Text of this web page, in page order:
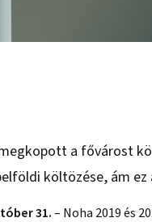
a fővárost
költözése, ám ez
31.– Noha 2019 és